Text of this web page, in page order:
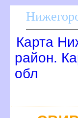
Карта
район.
обл